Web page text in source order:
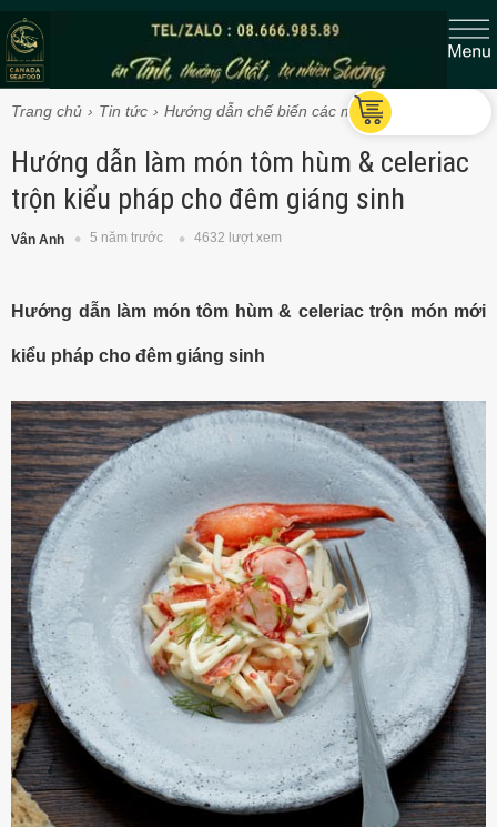
Trang chủ Tin tức Hướng dẫn chế biến các món Tôm hùm
Hướng dẫn làm món tôm hùm & celeriac
trộn kiểu pháp cho đêm giáng sinh
Vân Anh 5 năm trước 4632 lượt xem
Hướng dẫn làm món tôm hùm & celeriac trộn món mới
kiểu pháp cho đêm giáng sinh